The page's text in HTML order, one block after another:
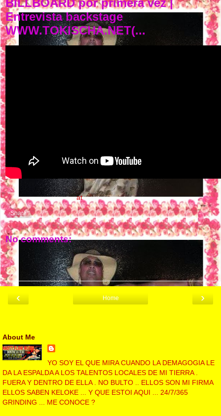
BILLBOARD por primera vez |
Entrevista backstage
WWW.TOKISCHA.NET(...
NASTY FLOW MUSIC at10:13 PM
Share
No comments:
Post a Comment
‹ ›
Home
About Me
YO SOY EL QUE MIRA CUANDO LA DEMAGOGIA LE
DA LA ESPALDA A LOS TALENTOS LOCALES DE MI TIERRA .
FUERA Y DENTRO DE ELLA . NO BULTO .. ELLOS SON MI FIRMA
ELLOS SABEN KELOKE ... Y QUE ESTOI AQUI ... 24/7/365
GRINDING ... ME CONOCE ?